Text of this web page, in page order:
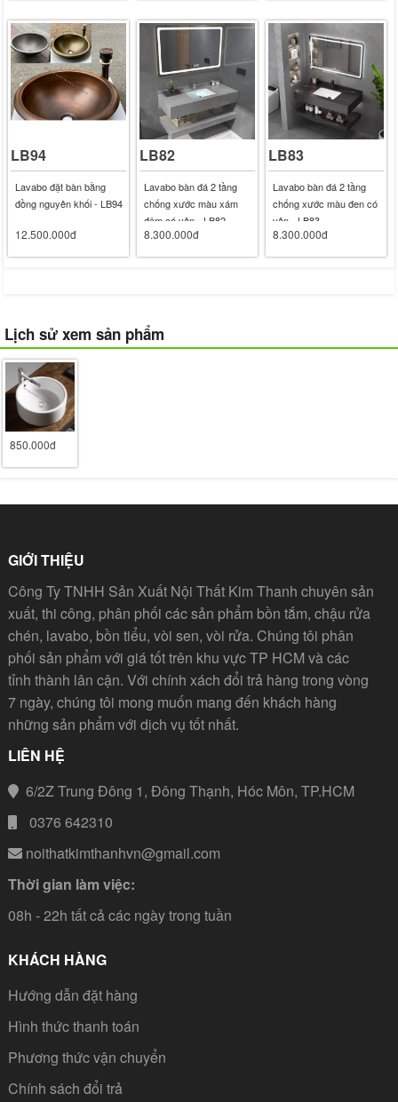
LB94
Lavabo đặt bàn bằng
đồng nguyên khối - LB94
12.500.000đ
LB82
Lavabo bàn đá 2 tầng
chống xước màu xám
đậm có vân - LB82
8.300.000đ
LB83
Lavabo bàn đá 2 tầng
chống xước màu đen có
vân - LB83
8.300.000đ
Lịch sử xem sản phẩm
850.000đ
GIỚI THIỆU
Công Ty TNHH Sản Xuất Nội Thất Kim Thanh chuyên sản
xuất, thi công, phân phối các sản phẩm bồn tắm, chậu rửa
chén, lavabo, bồn tiểu, vòi sen, vòi rửa. Chúng tôi phân
phối sản phẩm với giá tốt trên khu vực TP HCM và các
tỉnh thành lân cận. Với chính xách đổi trả hàng trong vòng
7 ngày, chúng tôi mong muốn mang đến khách hàng
những sản phẩm với dịch vụ tốt nhất.
LIÊN HỆ
6/2Z Trung Đông 1, Đông Thạnh, Hóc Môn, TP.HCM
0376 642310
noithatkimthanhvn@gmail.com
Thời gian làm việc:
08h - 22h tất cả các ngày trong tuần
KHÁCH HÀNG
Hướng dẫn đặt hàng
Hình thức thanh toán
Phương thức vận chuyển
Chính sách đổi trả